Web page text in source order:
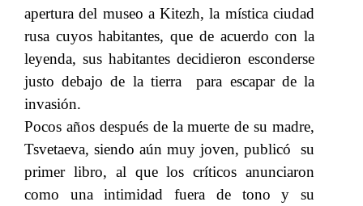
apertura del museo a Kitezh, la mística ciudad
rusa cuyos habitantes, que de acuerdo con la
leyenda, sus habitantes decidieron esconderse
justo debajo de la tierra para escapar de la
invasión.
Pocos años después de la muerte de su madre,
Tsvetaeva, siendo aún muy joven, publicó su
primer libro, al que los críticos anunciaron
como una intimidad fuera de tono y su